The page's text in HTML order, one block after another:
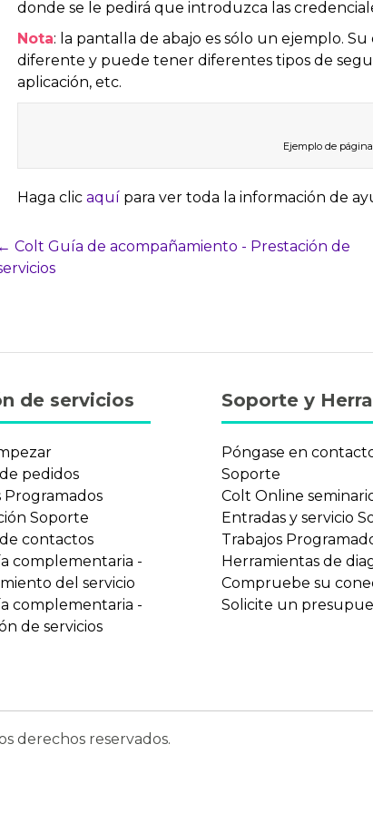
donde se le pedirá que introduzca las
Nota: la pantalla de abajo es sólo un ejemplo.
diferente y puede tener diferentes tipos de
aplicación, etc.
Ejemplo de
Haga clic aquípara ver toda la información de
Navegación
← Colt Guía de acompañamiento - Prestación de
de servicios
pedidos
Programados
Soporte
contactos
complementaria -
del servicio
complementaria -
de servicios
Soporte y
Póngase en
Soporte
Colt Online
Entradas y servicio
Trabajos
Herramientas de
Compruebe su
Solicite un
derechos reservados.